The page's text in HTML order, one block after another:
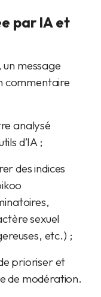
par IA et
message
commentaire
analysé
d’IA ;
des indices
sexuel
etc.) ;
prioriser et
de modération.